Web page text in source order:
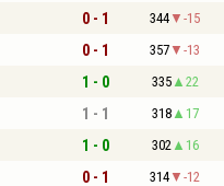
0 - 1 344 -15
0 - 1 357 -13
1 - 0 335 22
1 - 1 318 17
1 - 0 302 16
0 - 1 314 -12